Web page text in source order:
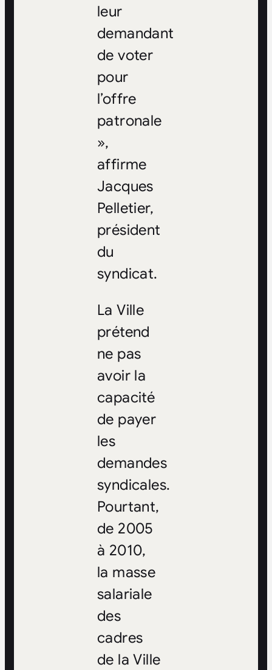
leur
demandant
de voter
pour
l’offre
patronale
»,
affirme
Jacques
Pelletier,
président
du
syndicat.
La Ville
prétend
ne pas
avoir la
capacité
de payer
les
demandes
syndicales.
Pourtant,
de 2005
à 2010,
la masse
salariale
des
cadres
de la Ville